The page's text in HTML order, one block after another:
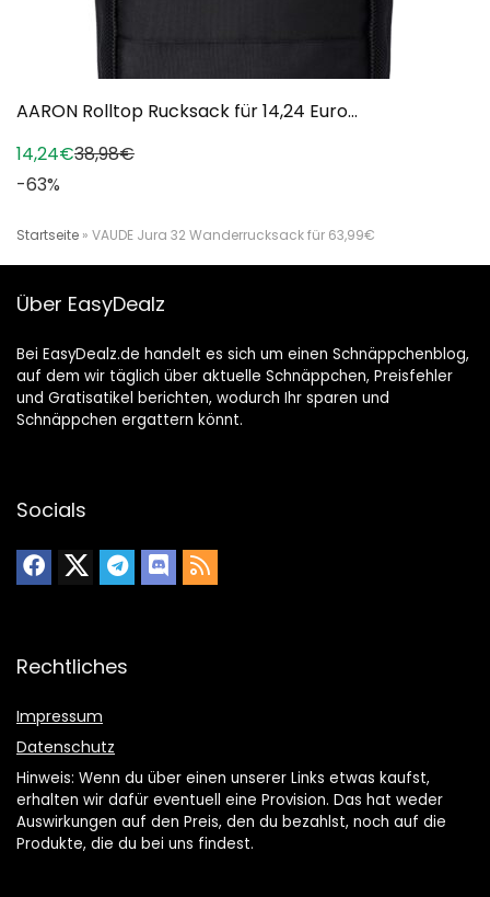
AARON Rolltop Rucksack für 14,24 Euro...
14,24€38,98€
-63%
Startseite » VAUDE Jura 32 Wanderrucksack für 63,99€
Über EasyDealz
Bei EasyDealz.de handelt es sich um einen Schnäppchenblog,
auf dem wir täglich über aktuelle Schnäppchen, Preisfehler
und Gratisatikel berichten, wodurch Ihr sparen und
Schnäppchen ergattern könnt.
Socials
Rechtliches
Impressum
Datenschutz
Hinweis: Wenn du über einen unserer Links etwas kaufst,
erhalten wir dafür eventuell eine Provision. Das hat weder
Auswirkungen auf den Preis, den du bezahlst, noch auf die
Produkte, die du bei uns findest.